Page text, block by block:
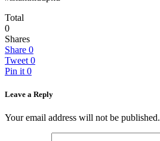
Total
0
Shares
Share 0
Tweet 0
Pin it 0
Leave a Reply
Your email address will not be published.